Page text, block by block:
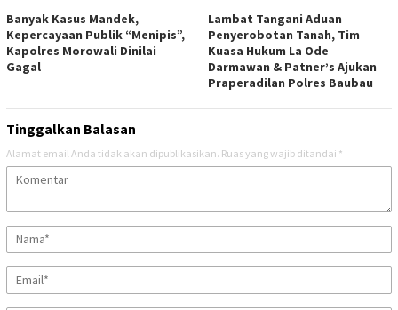
Banyak Kasus Mandek,
Kepercayaan Publik “Menipis”,
Kapolres Morowali Dinilai
Gagal
Lambat Tangani Aduan
Penyerobotan Tanah, Tim
Kuasa Hukum La Ode
Darmawan & Patner’s Ajukan
Praperadilan Polres Baubau
Tinggalkan Balasan
Alamat email Anda tidak akan dipublikasikan. Ruas yang wajib ditandai *